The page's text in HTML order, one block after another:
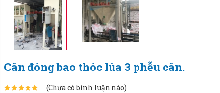
Cân đóng bao thóc lúa 3 phễu cân.
(Chưa có bình luận nào)